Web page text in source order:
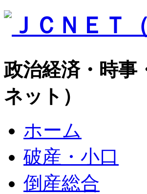
政治経済・時事
ネット）
ホーム
破産・小口
倒産総合